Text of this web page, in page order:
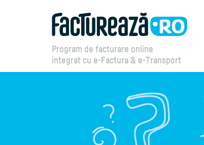
Program de facturare online
integrat cu e-Factura & e-Transport